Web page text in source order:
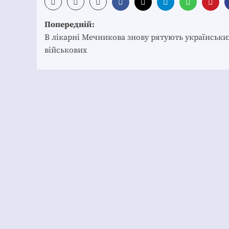
Post
navigation
Попередній:
В лікарні Мечникова знову рятують
військових